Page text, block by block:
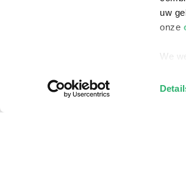
uw
onze
We